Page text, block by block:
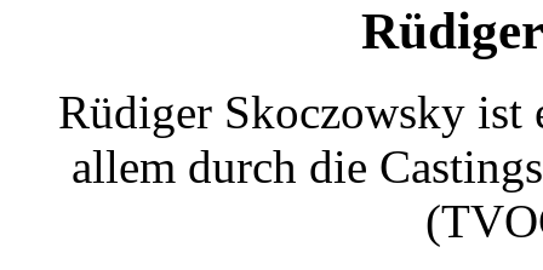
Rüdiger Skoczowsky ist
allem durch die